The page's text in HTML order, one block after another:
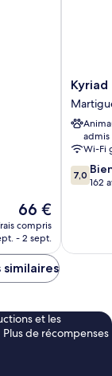
Le
nouveau
prix
de
66 €
compris
- 2 sept.
Kyriad
Direct
admis
Wi-Fi
7.0
sur
7,0
162
et les
de récompenses